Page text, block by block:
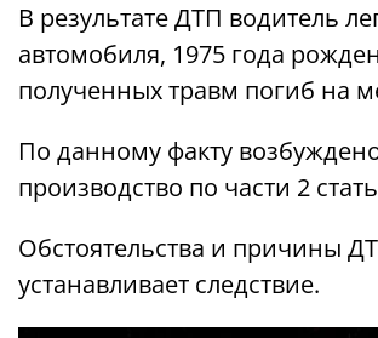
В результате ДТП водитель
автомобиля, 1975 года
полученных травм погиб на
По данному факту
производство по части 2
Обстоятельства и причины
устанавливает следствие.